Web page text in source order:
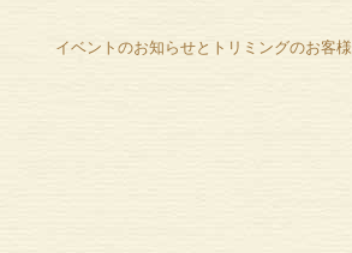
イベントのお知らせとトリミングのお客様